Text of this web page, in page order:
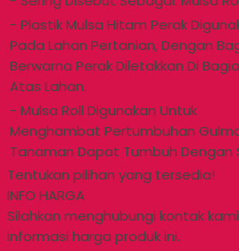
- Plastik Mulsa Hitam Perak
Pada Lahan Pertanian, Dengan
Berwarna Perak Diletakkan Di
Atas Lahan.
- Mulsa Roll Digunakan Untuk
Menghambat Pertumbuhan
Tanaman Dapat Tumbuh Dengan
Tentukan pilihan yang tersedia!
INFO HARGA
Silahkan menghubungi kontak
informasi harga produk ini.